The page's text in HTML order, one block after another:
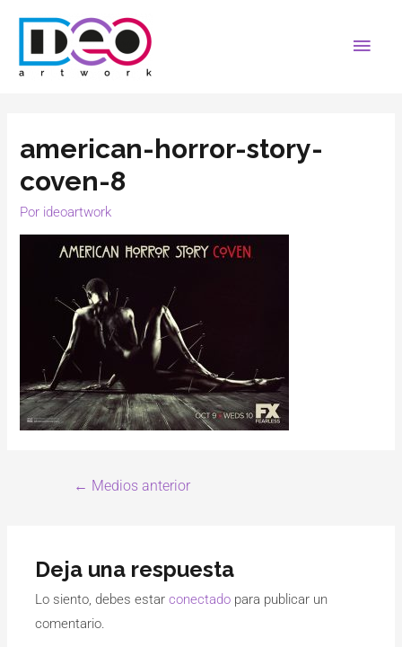
american-horror-story-
coven-8
Por ideoartwork
← Medios anterior
Deja una respuesta
Lo siento, debes estarconectado para publicar un
comentario.